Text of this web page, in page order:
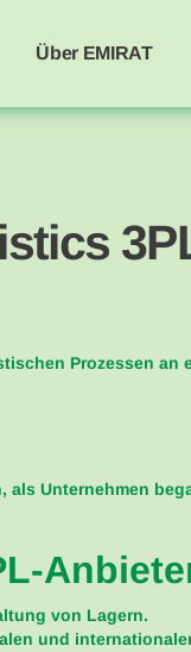
Über EMIRAT
Prozessen an
als Unternehmen
von Lagern.
und